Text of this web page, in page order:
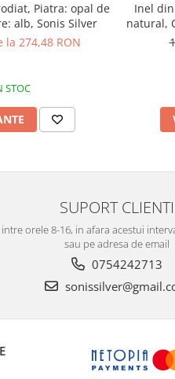
Piatra: opal de
alb, Sonis Silver
la 274,48 RON
STOC
Inel
natural,
SUPORT CLIENTI
orele 8-16, in afara acestui
sau pe adresa de email
0754242713